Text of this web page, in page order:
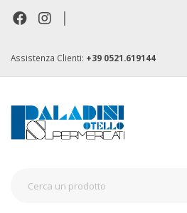
|
Assistenza Clienti: +39 0521.619144